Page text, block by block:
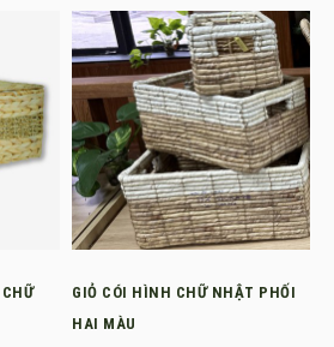
GIỎ CÓI HÌNH CHỮ NHẬT PHỐI
HAI MÀU